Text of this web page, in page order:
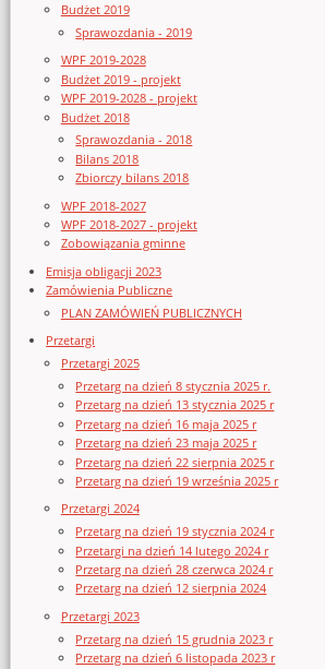
Budżet 2019
Sprawozdania - 2019
WPF 2019-2028
Budżet 2019 - projekt
WPF 2019-2028 - projekt
Budżet 2018
Sprawozdania - 2018
Bilans 2018
Zbiorczy bilans 2018
WPF 2018-2027
WPF 2018-2027 - projekt
Zobowiązania gminne
Emisja obligacji 2023
Zamówienia Publiczne
PLAN ZAMÓWIEŃ PUBLICZNYCH
Przetargi
Przetargi 2025
Przetarg na dzień 8 stycznia 2025 r.
Przetarg na dzień 13 stycznia 2025 r
Przetarg na dzień 16 maja 2025 r
Przetarg na dzień 23 maja 2025 r
Przetarg na dzień 22 sierpnia 2025 r
Przetarg na dzień 19 września 2025 r
Przetargi 2024
Przetarg na dzień 19 stycznia 2024 r
Przetargi na dzień 14 lutego 2024 r
Przetarg na dzień 28 czerwca 2024 r
Przetarg na dzień 12 sierpnia 2024
Przetargi 2023
Przetarg na dzień 15 grudnia 2023 r
Przetarg na dzień 6 listopada 2023 r